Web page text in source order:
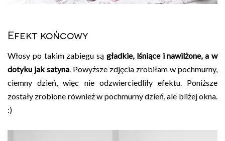
Efekt końcowy
Włosy po takim zabiegu są gładkie, lśniące i nawilżone, a w
dotyku jak satyna. Powyższe zdjęcia zrobiłam w pochmurny,
ciemny dzień, więc nie odzwierciedliły efektu. Poniższe
zostały zrobione również w pochmurny dzień, ale bliżej okna.
:)